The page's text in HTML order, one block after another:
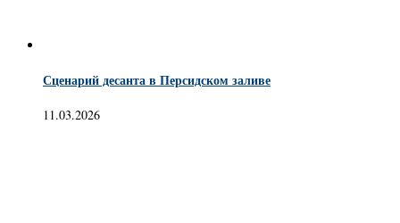
Сценарий десанта в Персидском заливе
11.03.2026